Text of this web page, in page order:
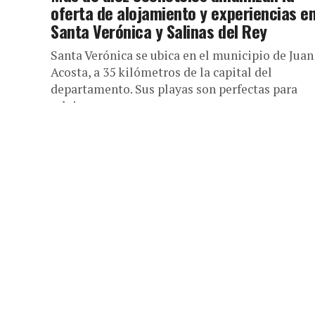
oferta de alojamiento y experiencias
Santa Verónica y Salinas del Rey
Santa Verónica se ubica en el municipio de
Acosta, a 35 kilómetros de la capital del
departamento. Sus playas son perfectas para
relajarse y...